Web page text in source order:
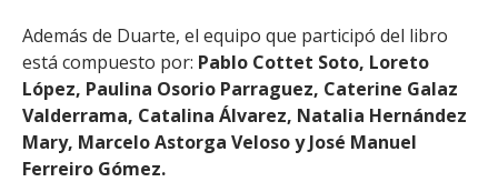
Además de Duarte, el equipo que participó del libro
está compuesto por: Pablo Cottet Soto, Loreto
López, Paulina Osorio Parraguez, Caterine Galaz
Valderrama, Catalina Álvarez, Natalia Hernández
Mary, Marcelo Astorga Veloso y José Manuel
Ferreiro Gómez.